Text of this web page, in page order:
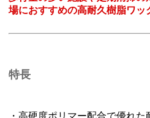
場におすすめの高耐久樹脂ワッ
特長
・高硬度ポリマー配合で優れた